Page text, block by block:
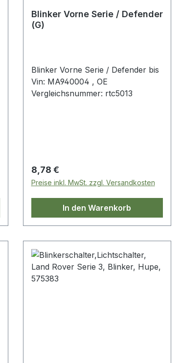
Blinker Vorne Serie / Defender
(G)
Blinker Vorne Serie / Defender bis
Vin: MA940004 , OE
Vergleichsnummer: rtc5013
Regulärer Preis:
8,78 €
Preise inkl. MwSt. zzgl. Versandkosten
In den Warenkorb